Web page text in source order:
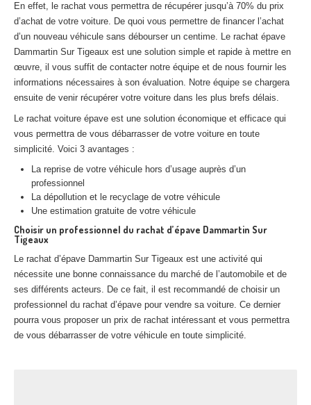
En effet, le rachat vous permettra de récupérer jusqu’à 70% du prix
d’achat de votre voiture. De quoi vous permettre de financer l’achat
d’un nouveau véhicule sans débourser un centime. Le rachat épave
Dammartin Sur Tigeaux est une solution simple et rapide à mettre en
œuvre, il vous suffit de contacter notre équipe et de nous fournir les
informations nécessaires à son évaluation. Notre équipe se chargera
ensuite de venir récupérer votre voiture dans les plus brefs délais.
Le rachat voiture épave est une solution économique et efficace qui
vous permettra de vous débarrasser de votre voiture en toute
simplicité. Voici 3 avantages :
La reprise de votre véhicule hors d’usage auprès d’un
professionnel
La dépollution et le recyclage de votre véhicule
Une estimation gratuite de votre véhicule
Choisir un professionnel du rachat d’épave Dammartin Sur
Tigeaux
Le rachat d’épave Dammartin Sur Tigeaux est une activité qui
nécessite une bonne connaissance du marché de l’automobile et de
ses différents acteurs. De ce fait, il est recommandé de choisir un
professionnel du rachat d’épave pour vendre sa voiture. Ce dernier
pourra vous proposer un prix de rachat intéressant et vous permettra
de vous débarrasser de votre véhicule en toute simplicité.